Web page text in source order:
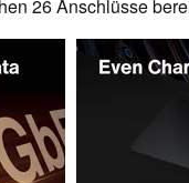
26 Anschlüsse